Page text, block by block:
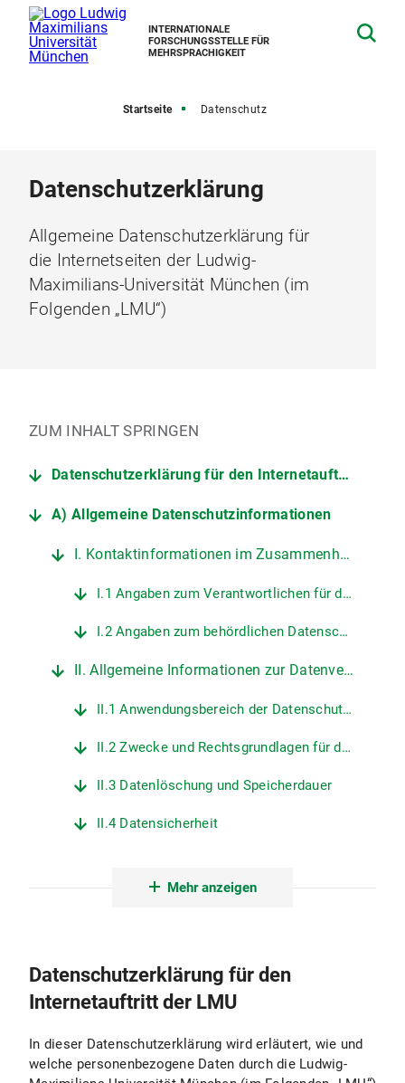
INTERNATIONALE
FORSCHUNGSSTELLE FÜR
MEHRSPRACHIGKEIT
Startseite Datenschutz
Datenschutzerklärung
Allgemeine Datenschutzerklärung für
die Internetseiten der Ludwig-
Maximilians-Universität München (im
Folgenden „LMU“)
ZUM INHALT SPRINGEN
Datenschutzerklärung für den Internetauftritt der LMU
A) Allgemeine Datenschutzinformationen
I. Kontaktinformationen im Zusammenhang mit dem Internetauftritt der LMU
I.1 Angaben zum Verantwortlichen für den Datenschutz an der LMU
I.2 Angaben zum behördlichen Datenschutzbeauftragten der LMU
II. Allgemeine Informationen zur Datenverarbeitung auf den Internetseiten der LMU
II.1 Anwendungsbereich der Datenschutzerklärung
II.2 Zwecke und Rechtsgrundlagen für die Verarbeitung personenbezogener Daten
II.3 Datenlöschung und Speicherdauer
II.4 Datensicherheit
II.6 Minderjährigenschutz
III. Protokollierung und Erstellung von Logfiles
III.1 Zweck und Umfang der Datenverarbeitung
III.2 Rechtsgrundlage für die Datenverarbeitung
Mehr anzeigen
Datenschutzerklärung für den
Internetauftritt der LMU
In dieser Datenschutzerklärung wird erläutert, wie und
welche personenbezogene Daten durch die Ludwig-